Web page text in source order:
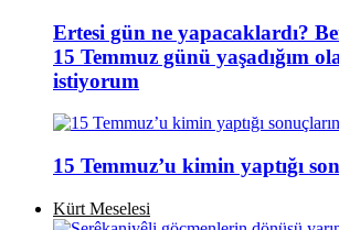
Ertesi gün ne yapacaklardı?
15 Temmuz günü yaşadığım
istiyorum
15 Temmuz’u kimin yaptığı
Kürt Meselesi